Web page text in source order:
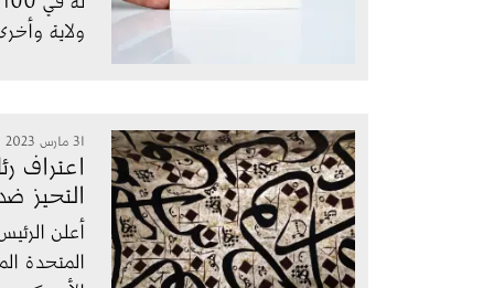
ولاية وأخرى
الصورة 31 مارس 2023
اعتراف
التحيز
أعلن